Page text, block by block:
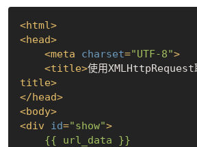
<html>
<head>
<meta charset="UTF-8">
<title>使用
title>
</head>
<body>
<div id="show">
{{ url_data }}